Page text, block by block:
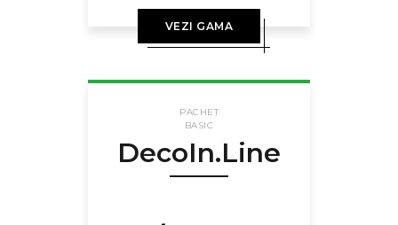
VEZI GAMA
PACHET
BASIC
DecoIn.Line